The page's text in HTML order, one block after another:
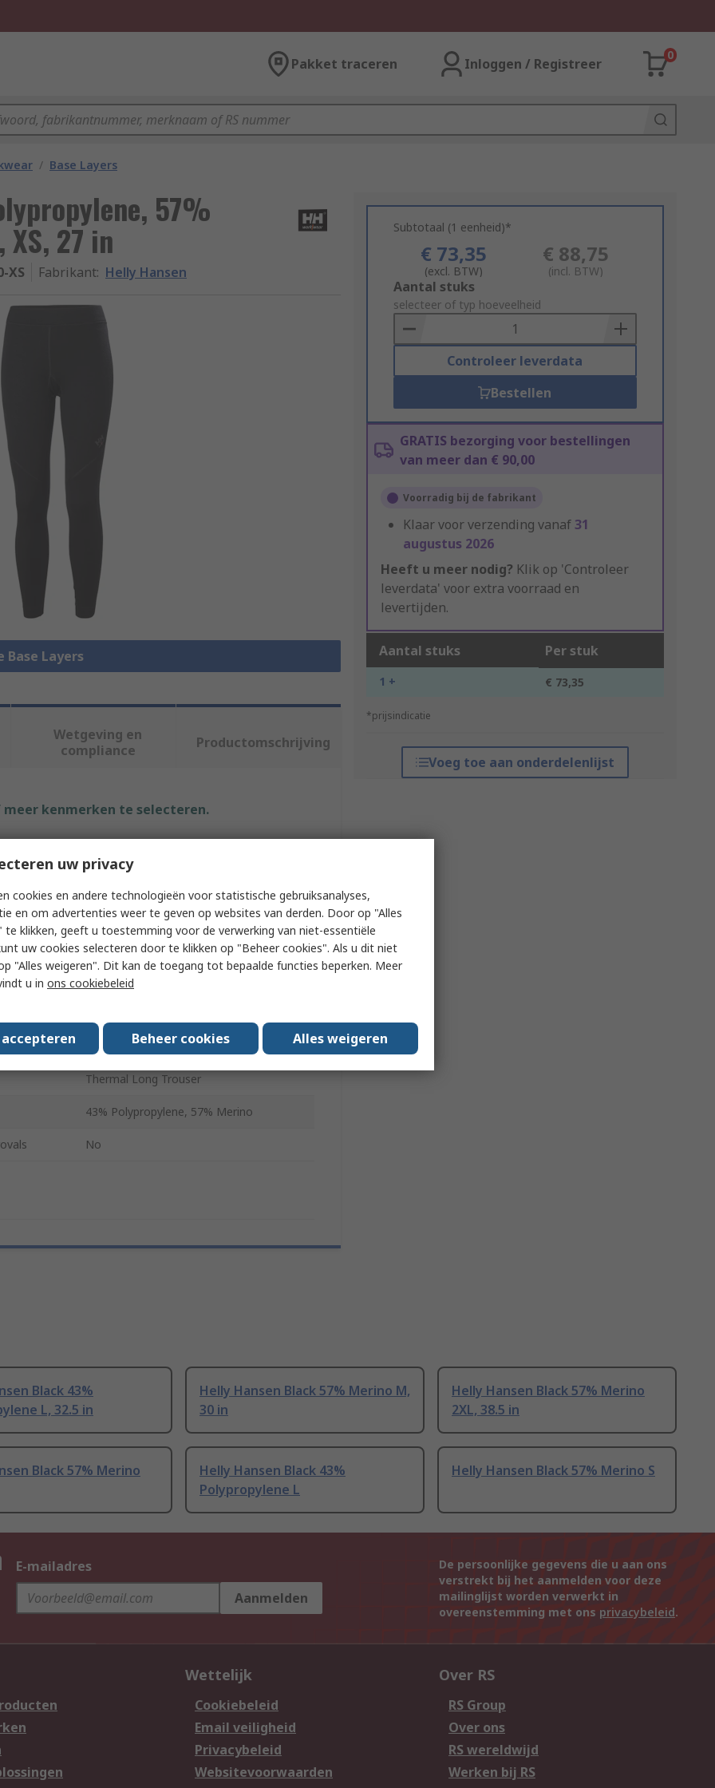
Pakket traceren Inloggen / Registreer
0
/ Base Layers
57%
XS, 27 in
XS Fabrikant: Helly Hansen
Base Layers
Subtotaal (1 eenheid)*
€ 73,35
(excl. BTW)
€ 88,75
(incl. BTW)
Add
to
Basket
Aantal stuks
selecteer of typ hoeveelheid
Controleer leverdata
Bestellen
GRATIS bezorging voor bestellingen
van meer dan € 90,00
Voorradig bij de fabrikant
Klaar voor verzending vanaf31
augustus 2026
Heeft u meer nodig? Klik op 'Controleer
leverdata' voor extra voorraad en
levertijden.
Aantal stuks Per stuk
1 + € 73,35
*prijsindicatie
Voeg toe aan onderdelenlijst
Wetgeving en
compliance
Productomschrijving
kenmerken te selecteren.
Thermal Long Johns
27 in
XS
Long
Thermal Long Trouser
43% Polypropylene, 57% Merino
No
Black 43%
L, 32.5 in
Helly Hansen Black 57% Merino M,
30 in
Helly Hansen Black 57% Merino
2XL, 38.5 in
Black 57% Merino
Helly Hansen Black 43%
Polypropylene L
Helly Hansen Black 57% Merino S
E-mailadres
Aanmelden
De persoonlijke gegevens die u aan ons
verstrekt bij het aanmelden voor deze
mailinglijst worden verwerkt in
overeenstemming met ons privacybeleid.
Wettelijk
Cookiebeleid
Email veiligheid
Privacybeleid
Websitevoorwaarden
Over RS
RS Group
Over ons
RS wereldwijd
Werken bij RS
uw privacy
cookies en andere technologieën voor statistische gebruiksanalyses,
en om advertenties weer te geven op websites van derden. Door op "Alles
te klikken, geeft u toestemming voor de verwerking van niet-essentiële
uw cookies selecteren door te klikken op "Beheer cookies". Als u dit niet
"Alles weigeren". Dit kan de toegang tot bepaalde functies beperken. Meer
u in ons cookiebeleid
Beheer cookies Alles weigeren